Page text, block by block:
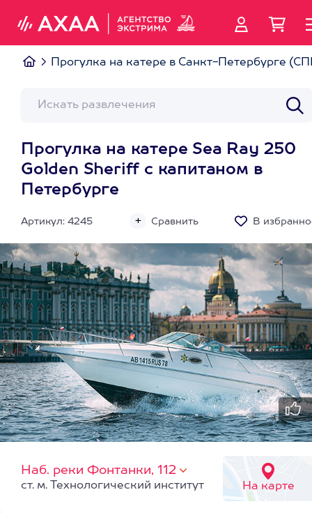
Прогулка на катере в Санкт-Петербурге
Прогулка на катере Sea Ray 250
Golden Sheriff с капитаном в
Петербурге
Артикул: 4245 Сравнить В
Наб. реки Фонтанки, 112
На карте
ст. м. Технологический институт